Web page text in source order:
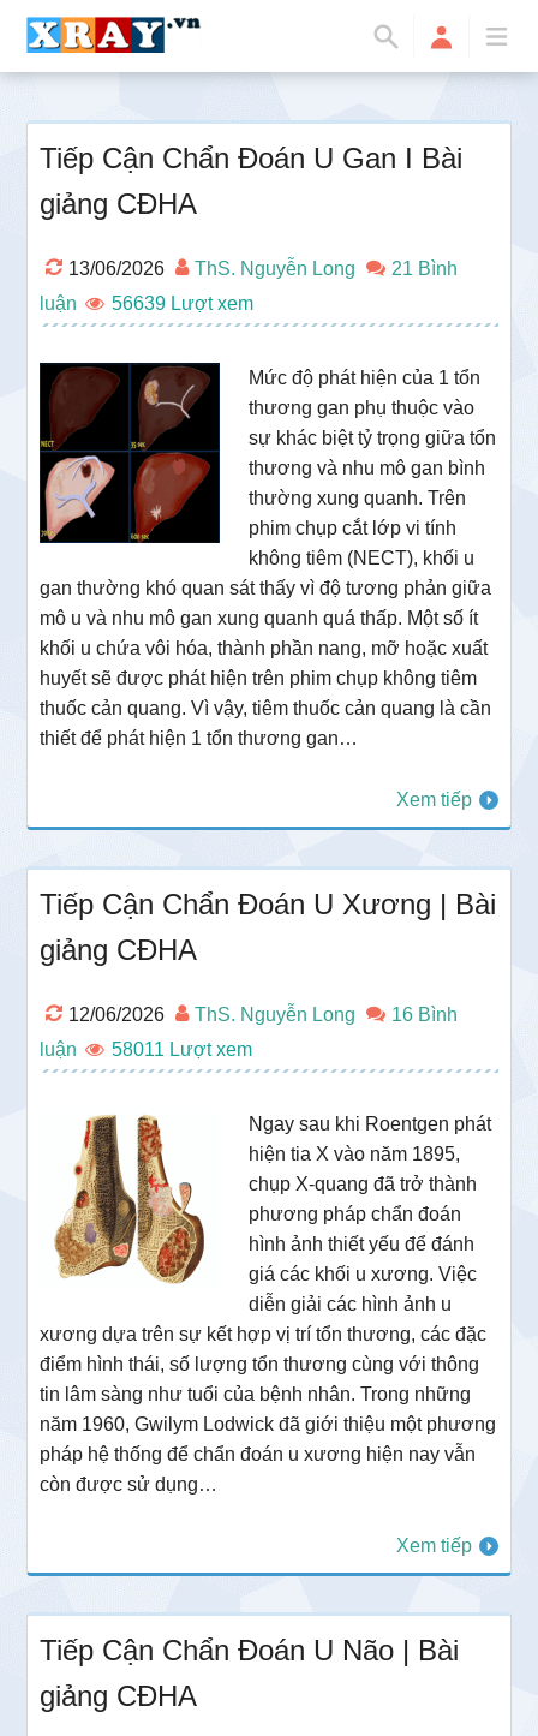
Tiếp Cận Chẩn Đoán U Gan I Bài
giảng CĐHA
13/06/2026 ThS. Nguyễn Long
21 Bình
luận
56639
Mức độ phát hiện của 1 tổn
thương gan phụ thuộc vào
sự khác biệt tỷ trọng giữa tổn
thương và nhu mô gan bình
thường xung quanh. Trên
phim chụp cắt lớp vi tính
không tiêm (NECT), khối u
gan thường khó quan sát thấy vì độ tương phản giữa
mô u và nhu mô gan xung quanh quá thấp. Một số ít
khối u chứa vôi hóa, thành phần nang, mỡ hoặc xuất
huyết sẽ được phát hiện trên phim chụp không tiêm
thuốc cản quang. Vì vậy, tiêm thuốc cản quang là cần
thiết để phát hiện 1 tổn thương gan…
Xem tiếp
Tiếp Cận Chẩn Đoán U Xương | Bài
giảng CĐHA
12/06/2026 ThS. Nguyễn Long
16 Bình
luận
58011
Ngay sau khi Roentgen phát
hiện tia X vào năm 1895,
chụp X-quang đã trở thành
phương pháp chẩn đoán
hình ảnh thiết yếu để đánh
giá các khối u xương. Việc
diễn giải các hình ảnh u
xương dựa trên sự kết hợp vị trí tổn thương, các đặc
điểm hình thái, số lượng tổn thương cùng với thông
tin lâm sàng như tuổi của bệnh nhân. Trong những
năm 1960, Gwilym Lodwick đã giới thiệu một phương
pháp hệ thống để chẩn đoán u xương hiện nay vẫn
còn được sử dụng…
Xem tiếp
Tiếp Cận Chẩn Đoán U Não | Bài
giảng CĐHA